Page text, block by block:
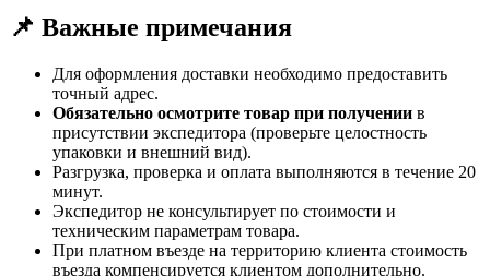
📌 Важные примечания
Для оформления доставки необходимо предоставить
точный адрес.
Обязательно осмотрите товар при получении в
присутствии экспедитора (проверьте целостность
упаковки и внешний вид).
Разгрузка, проверка и оплата выполняются в течение 20
минут.
Экспедитор не консультирует по стоимости и
техническим параметрам товара.
При платном въезде на территорию клиента стоимость
въезда компенсируется клиентом дополнительно.